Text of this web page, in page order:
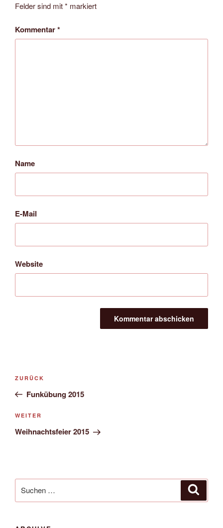
Felder sind mit* markiert
Kommentar*
Name
E-Mail
Website
Beitrags-
Vorheriger
Beitrag
ZURÜCK
Funkübung 2015
Nächster
Beitrag
WEITER
Weihnachtsfeier 2015
nach: